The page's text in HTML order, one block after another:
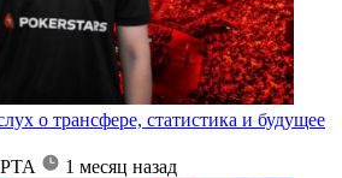
о трансфере, статистика и будущее
1 месяц назад